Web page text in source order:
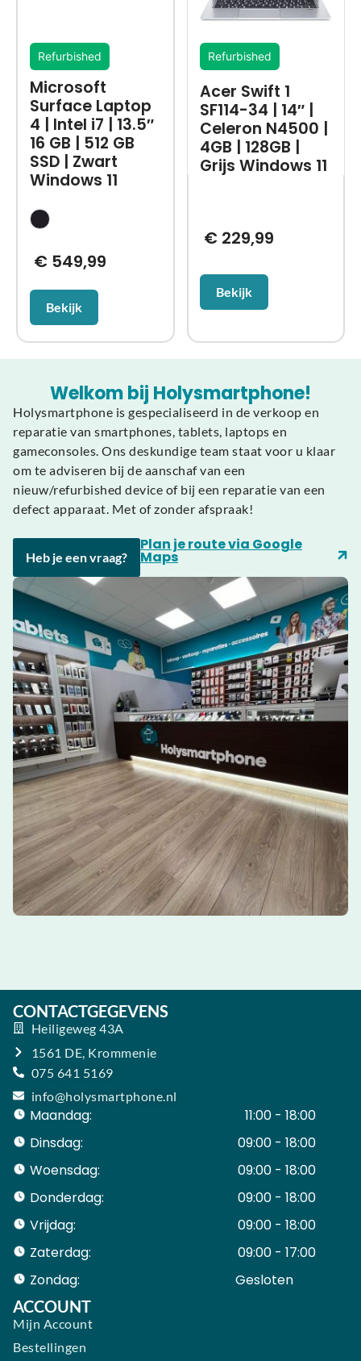
Refurbished
Microsoft
Surface Laptop
4 | Intel i7 | 13.5″
16 GB | 512 GB
SSD | Zwart
Windows 11
€549,99
Bekijk
Refurbished
Acer Swift 1
SF114-34 | 14″ |
Celeron N4500 |
4GB | 128GB |
Grijs Windows 11
€ 229,99
Bekijk
Welkom bij Holysmartphone!
Holysmartphone is gespecialiseerd in de verkoop en
reparatie van smartphones, tablets, laptops en
gameconsoles. Ons deskundige team staat voor u klaar
om te adviseren bij de aanschaf van een
nieuw/refurbished device of bij een reparatie van een
defect apparaat. Met of zonder afspraak!
Heb je een vraag?
Plan je route via Google
Maps
CONTACTGEGEVENS
Heiligeweg 43A
1561 DE, Krommenie
075 641 5169
info@holysmartphone.nl
Maandag:
11:00 - 18:00
Dinsdag:
09:00 - 18:00
Woensdag:
09:00 - 18:00
Donderdag:
09:00 - 18:00
Vrijdag:
09:00 - 18:00
Zaterdag:
09:00 - 17:00
Zondag:
Gesloten ​ ​ ​ ​ ​ ​ ​
ACCOUNT
Mijn Account
Bestellingen